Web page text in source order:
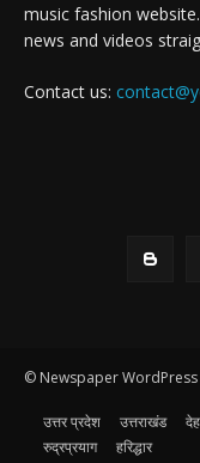
music fashion
news and videos
Contact us:
© Newspaper
उत्तर प्रदेश उत्तराखंड
रुद्रप्रयाग
हरिद्धार